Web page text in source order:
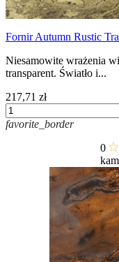
Fornir Autumn Rustic
Niesamowite wrażenia
transparent. Światło i...
217,71 zł
favorite_border
0